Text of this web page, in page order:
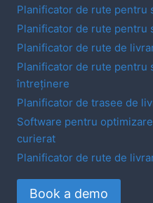
Planificator de rute pentru
Planificator de rute pentru
Planificator de rute de
Planificator de rute pentru
întreținere
Planificator de trasee de
Software pentru
curierat
Planificator de rute de
Book a demo